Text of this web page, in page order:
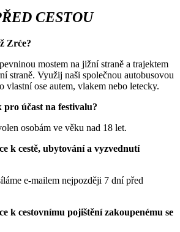
CESTOU
Zrće?
mostem na jižní straně a trajektem
straně. Využij naši společnou autobusovou
vlastní ose autem, vlakem nebo letecky.
účast na festivalu?
osobám ve věku nad 18 let.
k cestě, ubytování a vyzvednutí
e-mailem nejpozději 7 dní před
k cestovnímu pojištění zakoupenému se